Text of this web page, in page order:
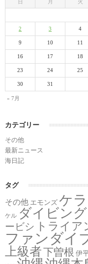
日 月 火
« 7月
2 3 4
9 10 11
16 17 18
23 24 25
30 31
カテゴリー
その他
最新ニュース
海日記
タグ
その他 エモンズ ケ
ケル ダイビング
ービシ トライア
ファンダイ
上級者下曽根 伊